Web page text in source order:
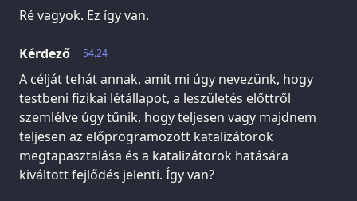
Ré vagyok. Ez így van.
54.24
Kérdező
A célját tehát annak, amit mi úgy nevezünk, hogy
testbeni fizikai létállapot, a leszületés előttről
szemlélve úgy tűnik, hogy teljesen vagy majdnem
teljesen az előprogramozott katalizátorok
megtapasztalása és a katalizátorok hatására
kiváltott fejlődés jelenti. Így van?